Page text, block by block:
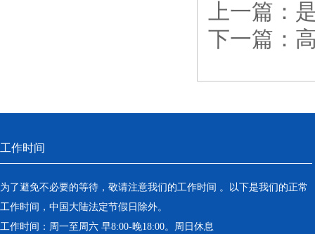
上一篇：
下一篇：
工作时间
为了避免不必要的等待，敬请注意我们的工作时间 。以下是我们的正常
工作时间，中国大陆法定节假日除外。
工作时间：周一至周六 早8:00-晚18:00。周日休息